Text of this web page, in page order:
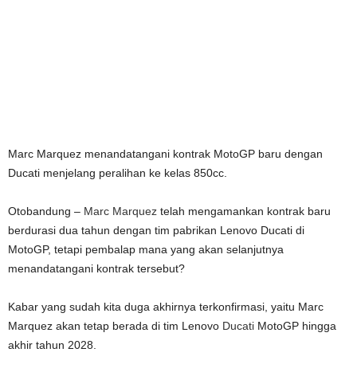
Marc Marquez menandatangani kontrak MotoGP baru dengan
Ducati menjelang peralihan ke kelas 850cc.
Otobandung – Marc Marquez telah mengamankan kontrak baru
berdurasi dua tahun dengan tim pabrikan Lenovo Ducati di
MotoGP, tetapi pembalap mana yang akan selanjutnya
menandatangani kontrak tersebut?
Kabar yang sudah kita duga akhirnya terkonfirmasi, yaitu Marc
Marquez akan tetap berada di tim Lenovo Ducati MotoGP hingga
akhir tahun 2028.